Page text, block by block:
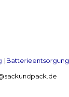
| Batterieentsorgung